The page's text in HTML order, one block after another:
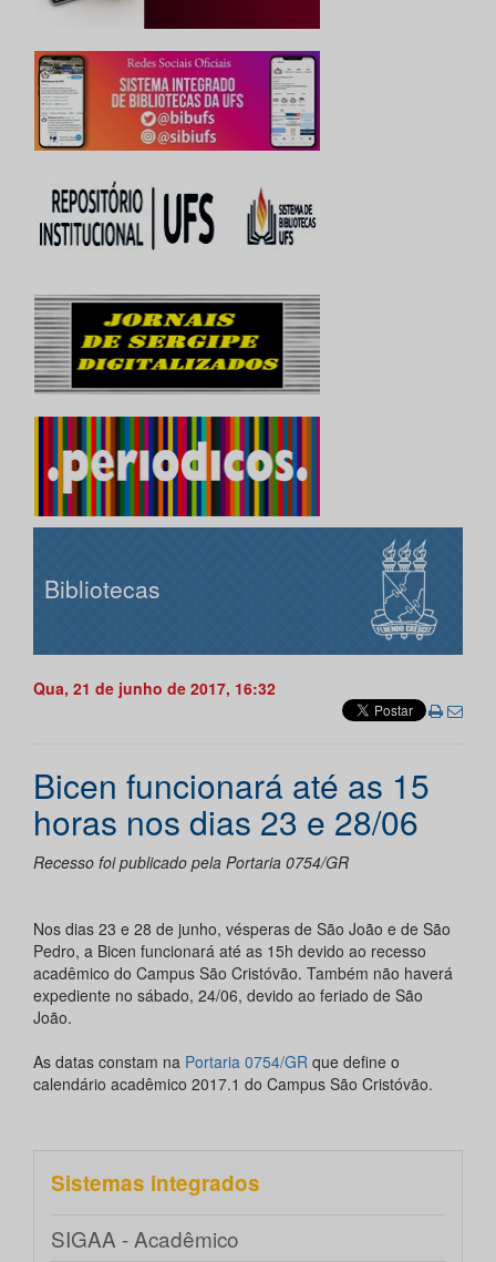
Bibliotecas
Qua, 21 de junho de 2017, 16:32
Bicen funcionará até as 15
horas nos dias 23 e 28/06
Recesso foi publicado pela Portaria 0754/GR
Nos dias 23 e 28 de junho, vésperas de São João e de São
Pedro, a Bicen funcionará até as 15h devido ao recesso
acadêmico do Campus São Cristóvão. Também não haverá
expediente no sábado, 24/06, devido ao feriado de São
João.
As datas constam na Portaria 0754/GR que define o
calendário acadêmico 2017.1 do Campus São Cristóvão.
Sistemas integrados
SIGAA - Acadêmico